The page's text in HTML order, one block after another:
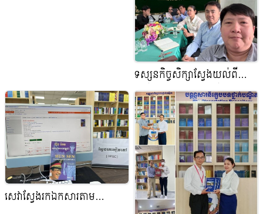
ទស្សនកិច្ចសិក្សាស្វែងយល់ពី
ប្រព័ន្ធគ្រប់គ្រងបណ្ណាល័យនៅវិទ្យា
ស្ថានជាតិអប់រំកាយ និងកីឡា
សេវាស្វែងរកឯកសារតាម